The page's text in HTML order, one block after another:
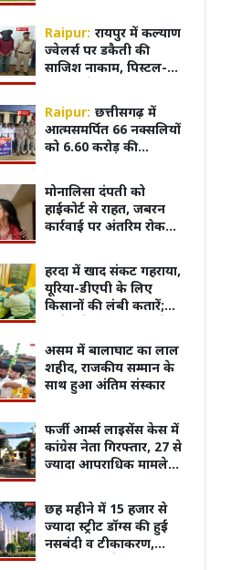
अंग्रेजी में सपा अखिलेश यादव
भाषण, वीडियो वायरल
से बाहर हुए; एक साथ तीन चुनाव हारने का
विधायकों की किडनैपिंग के बाद सीएम बने डीपी
मिश्र
रही,4 घंटे बाद काबू में
आया भालू
Raipur: रायपुर में कल्याण
ज्वेलर्स पर डकैती की
साजिश नाकाम, पिस्टल-
गिरफ्तार
Raipur: छत्तीसगढ़ में
आत्मसमर्पित 66 नक्सलियों
को 6.60 करोड़ की
2025 के तहत सरकार का
बड़ा कदम
मोनालिसा दंपती को
हाईकोर्ट से राहत, जबरन
कार्रवाई पर अंतरिम रोक
हरदा में खाद संकट गहराया,
यूरिया-डीएपी के लिए
किसानों की लंबी कतारें;
की पारदर्शी वितरण
व्यवस्था की मांग
असम में बालाघाट का लाल
शहीद, राजकीय सम्मान के
साथ हुआ अंतिम संस्कार
फर्जी आर्म्स लाइसेंस केस में
कांग्रेस नेता गिरफ्तार, 27 से
ज्यादा आपराधिक मामले
छह महीने में 15 हजार से
ज्यादा स्ट्रीट डॉग्स की हुई
नसबंदी व टीकाकरण,